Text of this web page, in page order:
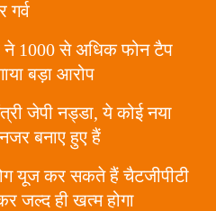
गर्व
1000 से अधिक फोन टैप
बड़ा आरोप
जेपी नड्डा, ये कोई नया
बनाए हुए हैं
यूज कर सकते हैं चैटजीपीटी
जल्द ही खत्म होगा